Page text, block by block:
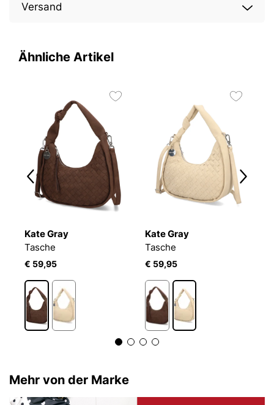
Versand
Ähnliche Artikel
Kate Gray
Tasche
€ 59,95
Kate Gray
Tasche
€ 59,95
Mehr von der Marke